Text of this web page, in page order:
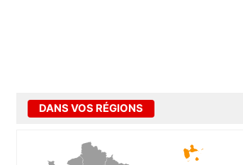
DANS VOS RÉGIONS